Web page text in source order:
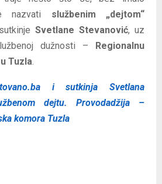
nazvati službenim „dejtom“
Svetlane Stevanović, uz
dužnosti –
Regionalnu
Tuzla.
i sutkinja Svetlana
dejtu. Provodadžija –
komora Tuzla